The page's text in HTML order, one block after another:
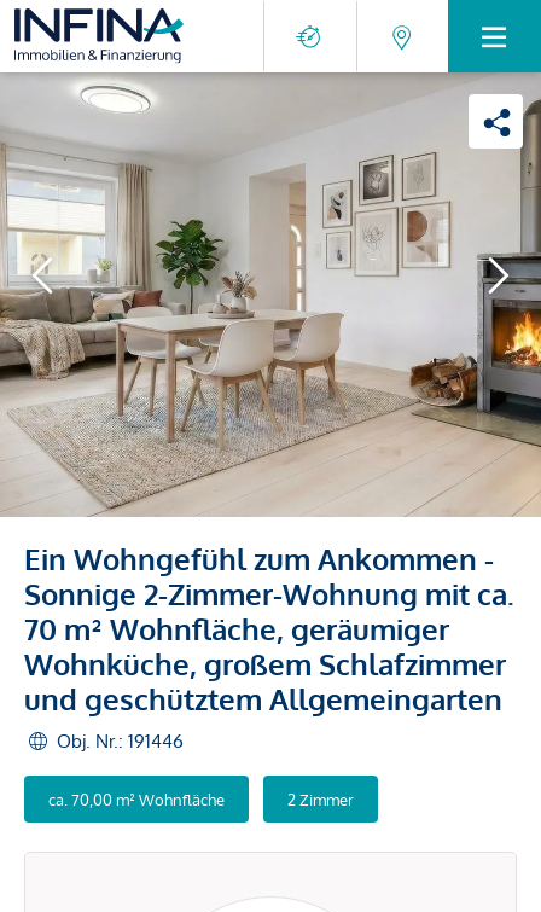
Ein Wohngefühl zum Ankommen -
Sonnige 2-Zimmer-Wohnung mit ca.
70 m² Wohnfläche, geräumiger
Wohnküche, großem Schlafzimmer
und geschütztem Allgemeingarten
Obj. Nr.: 191446
ca. 70,00 m² Wohnfläche 2 Zimmer